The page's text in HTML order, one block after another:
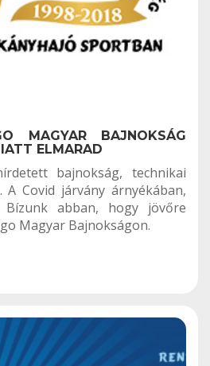
MAGYAR BAJNOKSÁG
ELMARAD
bajnokság, technikai
Covid járvány árnyékában,
Bízunk abban, hogy jövőre
Magyar Bajnokságon.